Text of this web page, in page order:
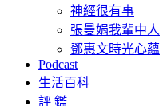
神經很有事
張曼娟我輩中人
鄧惠文時光心蘊
Podcast
生活百科
評 鑑